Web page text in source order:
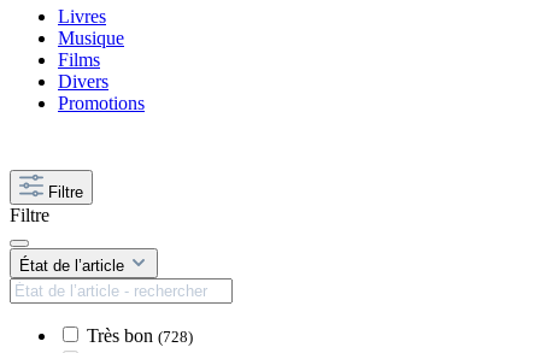
Livres
Musique
Films
Divers
Promotions
Filtre
Filtre
État de l’article
Très bon (728)